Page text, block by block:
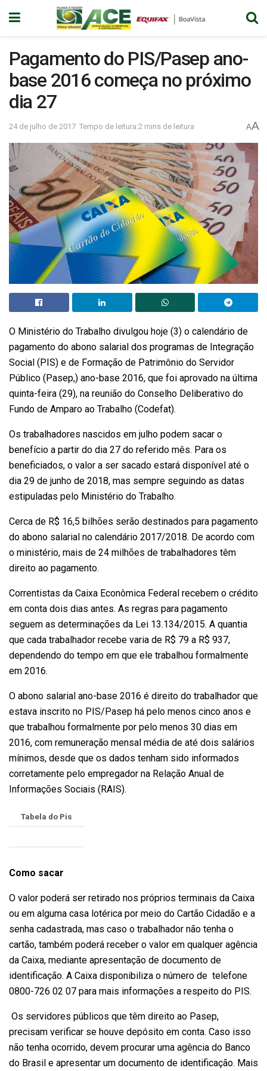
Pagamento do PIS/Pasep ano-
base 2016 começa no próximo
dia 27
24 de julho de 2017 Tempo de leitura:2 mins de leitura AA
O Ministério do Trabalho divulgou hoje (3) o calendário de
pagamento do abono salarial dos programas de Integração
Social (PIS) e de Formação de Patrimônio do Servidor
Público (Pasep,) ano-base 2016, que foi aprovado na última
quinta-feira (29), na reunião do Conselho Deliberativo do
Fundo de Amparo ao Trabalho (Codefat).
Os trabalhadores nascidos em julho podem sacar o
benefício a partir do dia 27 do referido mês. Para os
beneficiados, o valor a ser sacado estará disponível até o
dia 29 de junho de 2018, mas sempre seguindo as datas
estipuladas pelo Ministério do Trabalho.
Cerca de R$ 16,5 bilhões serão destinados para pagamento
do abono salarial no calendário 2017/2018. De acordo com
o ministério, mais de 24 milhões de trabalhadores têm
direito ao pagamento.
Correntistas da Caixa Econômica Federal recebem o crédito
em conta dois dias antes. As regras para pagamento
seguem as determinações da Lei 13.134/2015. A quantia
que cada trabalhador recebe varia de R$ 79 a R$ 937,
dependendo do tempo em que ele trabalhou formalmente
em 2016.
O abono salarial ano-base 2016 é direito do trabalhador que
estava inscrito no PIS/Pasep há pelo menos cinco anos e
que trabalhou formalmente por pelo menos 30 dias em
2016, com remuneração mensal média de até dois salários
mínimos, desde que os dados tenham sido informados
corretamente pelo empregador na Relação Anual de
Informações Sociais (RAIS).
Tabela do Pis
Como sacar
O valor poderá ser retirado nos próprios terminais da Caixa
ou em alguma casa lotérica por meio do Cartão Cidadão e a
senha cadastrada, mas caso o trabalhador não tenha o
cartão, também poderá receber o valor em qualquer agência
da Caixa, mediante apresentação de documento de
identificação. A Caixa disponibiliza o número de telefone
0800-726 02 07 para mais informações a respeito do PIS.
Os servidores públicos que têm direito ao Pasep,
precisam verificar se houve depósito em conta. Caso isso
não tenha ocorrido, devem procurar uma agência do Banco
do Brasil e apresentar um documento de identificação. Mais